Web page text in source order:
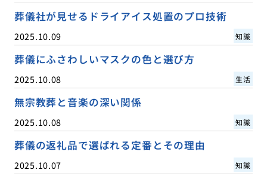
葬儀社が見せるドライアイス処置のプロ技術
2025.10.09 知識
葬儀にふさわしいマスクの色と選び方
2025.10.08 生活
無宗教葬と音楽の深い関係
2025.10.08 知識
葬儀の返礼品で選ばれる定番とその理由
2025.10.07 知識